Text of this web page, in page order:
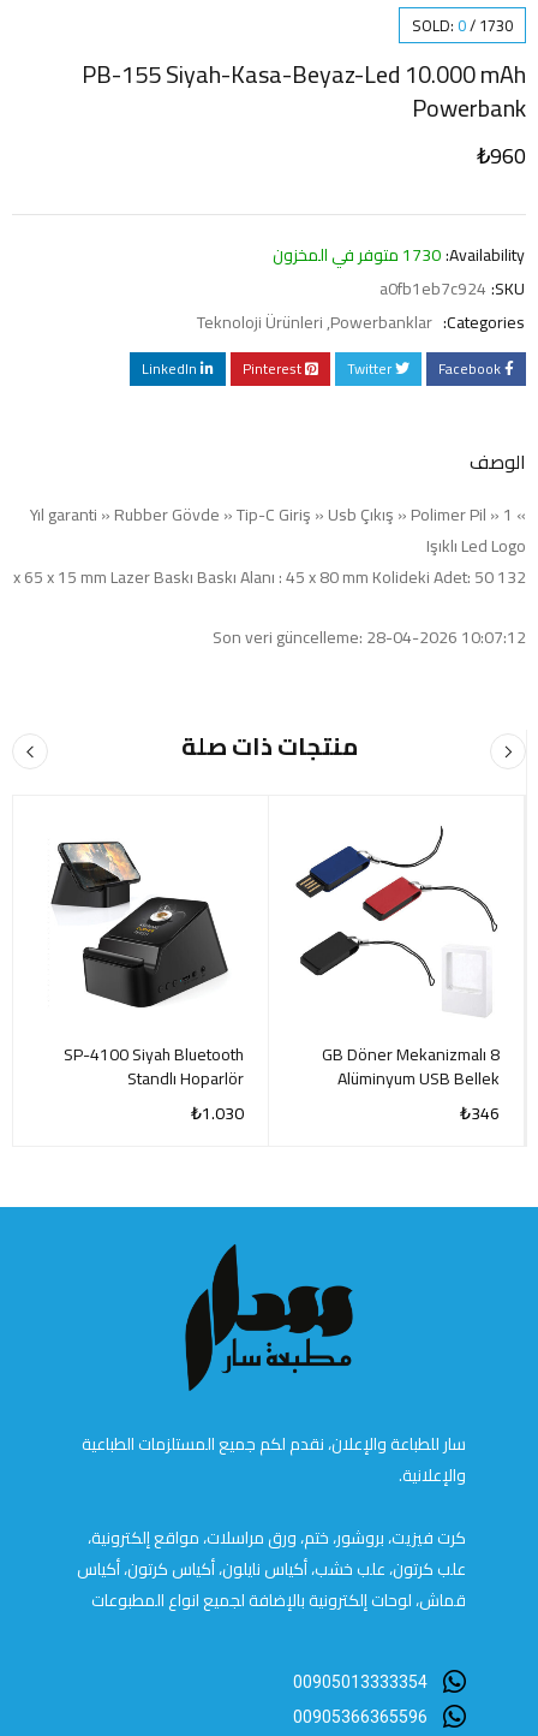
SOLD: 0/1730
PB-155 Siyah-Kasa-Beyaz-Led 10.000 mAh
Powerbank
₺960
Availability: 1730 متوفر في المخزون
SKU:
a0fb1eb7c924
Categories:
Powerbanklar
,
Teknoloji Ürünleri
Facebook
Twitter
Pinterest
LinkedIn
الوصف
» 1 Yıl garanti » Rubber Gövde » Tip-C Giriş » Usb Çıkış » Polimer Pil »
Işıklı Led Logo
132 x 65 x 15 mm Lazer Baskı Baskı Alanı : 45 x 80 mm Kolideki Adet: 50
Son veri güncelleme: 28-04-2026 10:07:12
منتجات ذات صلة
8 GB Döner Mekanizmalı
Alüminyum USB Bellek
₺346
SP-4100 Siyah Bluetooth
Standlı Hoparlör
₺1.030
سار للطباعة والإعلان، نقدم لكم جميع المستلزمات الطباعية
والإعلانية.
كرت فيزيت، بروشور، ختم، ورق مراسلات، مواقع إلكترونية،
علب كرتون، علب خشب، أكياس نايلون، أكياس كرتون، أكياس
قماش، لوحات إلكترونية بالإضافة لجميع انواع المطبوعات
00905013333354
00905366365596